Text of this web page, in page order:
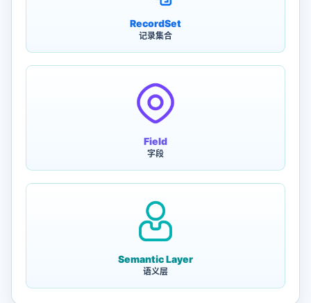
RecordSet
记录集合
Field
字段
Semantic Layer
语义层